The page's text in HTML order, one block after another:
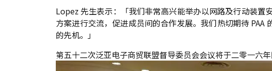
Lopez 先生表示：「我们非常高兴能举办以网路及行动装置
方案进行交流，促进成员间的合作发展。我们热切期待
的先机。」
第五十二次泛亚电子商贸联盟督导委员会会议将于二零一六